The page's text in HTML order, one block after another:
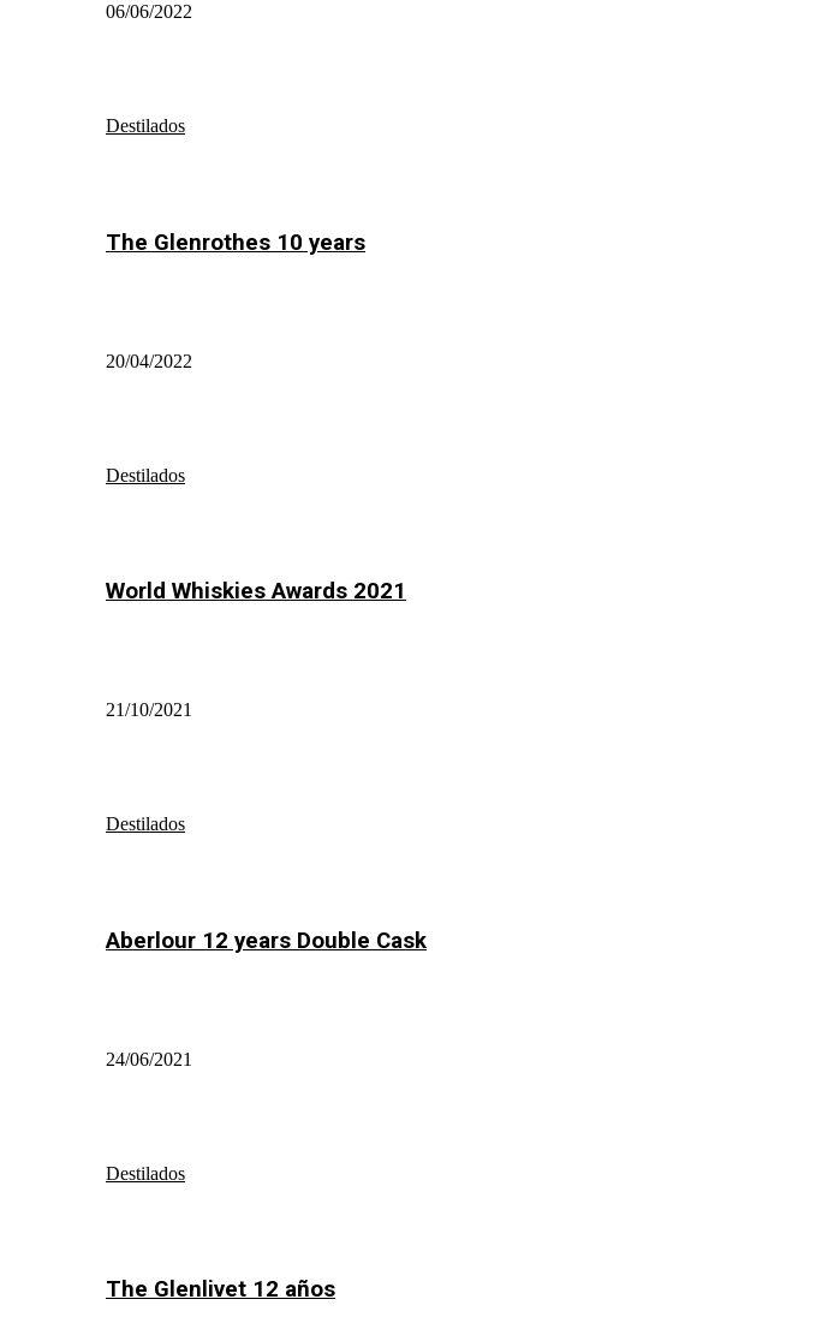
06/06/2022
Destilados
The Glenrothes 10 years
20/04/2022
Destilados
World Whiskies Awards 2021
21/10/2021
Destilados
Aberlour 12 years Double Cask
24/06/2021
Destilados
The Glenlivet 12 años